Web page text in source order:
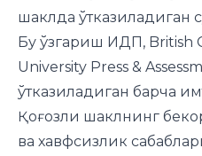
шаклда ўтказиладиган
Бу ўзгариш ИДП, British
University Press &
ўтказиладиган барча
Қоғозли шаклнинг
ва хавфсизлик